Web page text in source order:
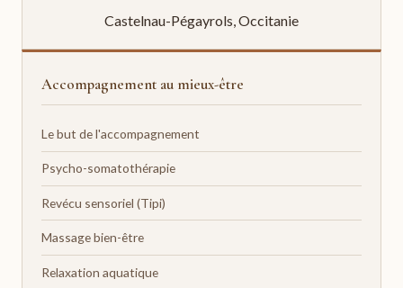
Castelnau-Pégayrols, Occitanie
Accompagnement au mieux-être
Le but de l'accompagnement
Psycho-somatothérapie
Revécu sensoriel (Tipi)
Massage bien-être
Relaxation aquatique